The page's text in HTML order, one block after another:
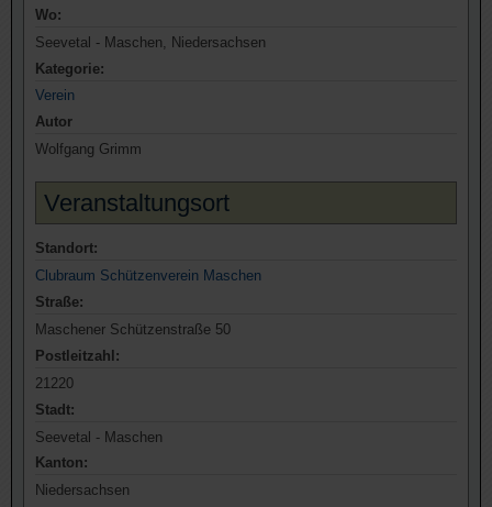
Wo:
Seevetal - Maschen, Niedersachsen
Kategorie:
Verein
Autor
Wolfgang Grimm
Veranstaltungsort
Standort:
Clubraum Schützenverein Maschen
Straße:
Maschener Schützenstraße 50
Postleitzahl:
21220
Stadt:
Seevetal - Maschen
Kanton:
Niedersachsen